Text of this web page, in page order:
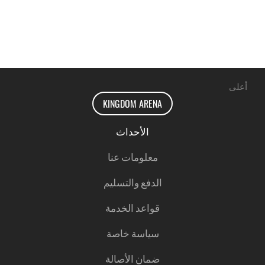
أعلى
KINGDOM ARENA
الأحداث
معلومات عنا
الدفع والتسليم
قواعد الخدمة
سياسة خاصة
ضمان الأصالة